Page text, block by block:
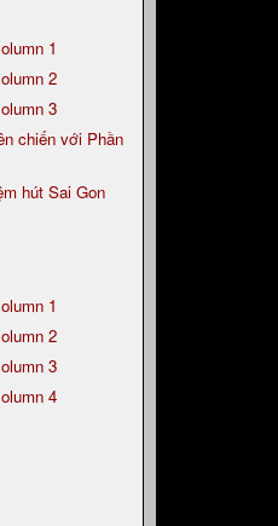
1
2
3
chiến với Phần
hút Sai Gon
1
2
3
4